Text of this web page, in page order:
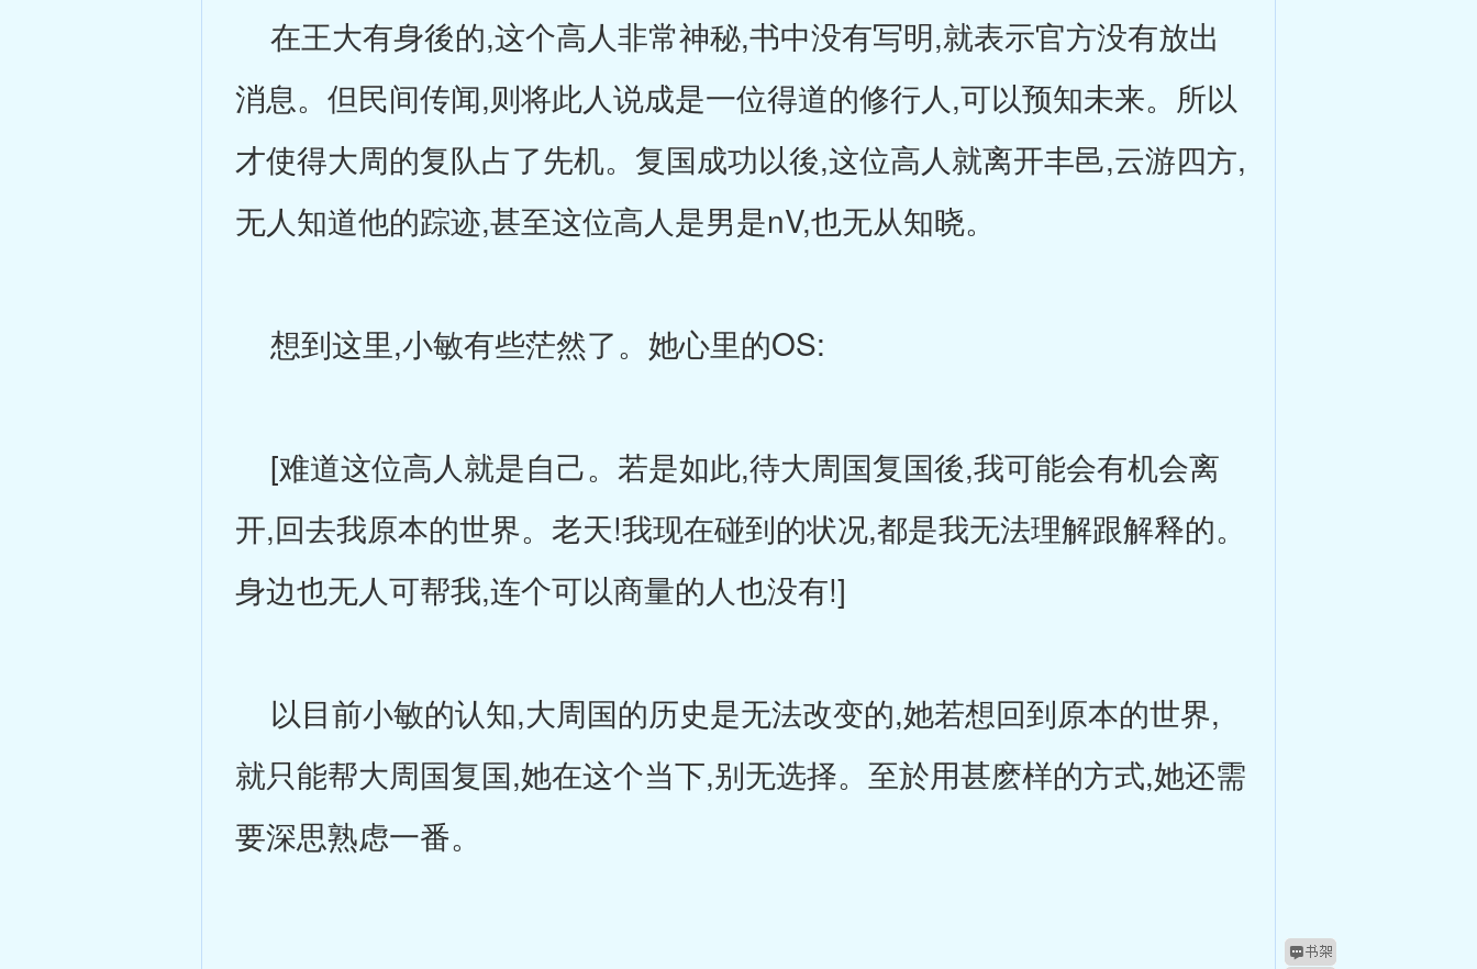
在王大有身後的,这个高人非常神秘,书中没有写明,就表示官方没有放出
消息。但民间传闻,则将此人说成是一位得道的修行人,可以预知未来。所以
才使得大周的复队占了先机。复国成功以後,这位高人就离开丰邑,云游四方,
无人知道他的踪迹,甚至这位高人是男是nV,也无从知晓。
想到这里,小敏有些茫然了。她心里的OS:
[难道这位高人就是自己。若是如此,待大周国复国後,我可能会有机会离
开,回去我原本的世界。老天!我现在碰到的状况,都是我无法理解跟解释的。
身边也无人可帮我,连个可以商量的人也没有!]
以目前小敏的认知,大周国的历史是无法改变的,她若想回到原本的世界,
就只能帮大周国复国,她在这个当下,别无选择。至於用甚麽样的方式,她还需
要深思熟虑一番。